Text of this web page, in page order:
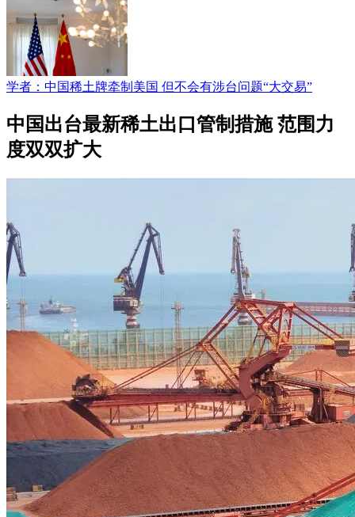
学者：中国稀土牌牵制美国 但不会有涉台问题“大交易”
中国出台最新稀土出口管制措施 范围力
度双双扩大